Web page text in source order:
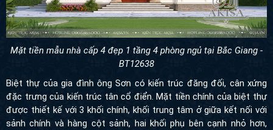
Mặt tiền mẫu nhà cấp 4 đẹp 1 tầng 4 phòng ngủ tại Bắc Giang -
BT12638
Biệt thự của gia đình ông Sơn có kiến trúc đăng đối, cân xứng
đặc trưng của kiến trúc tân cổ điển.Mặt tiền chính của biệt thự
được thiết kế với 3 khối chính, khối trung tâm ở giữa kết nối với
sảnh chính và hàng cột sảnh, hai khối phụ bên cạnh nhỏ hơn,